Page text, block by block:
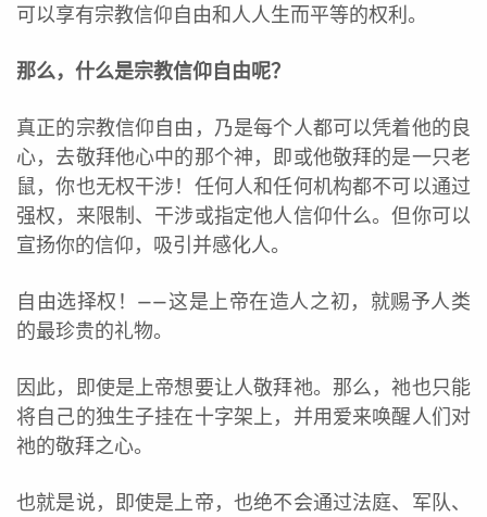
可以享有宗教信仰自由和人人生而平等的权利。
那么，什么是宗教信仰自由呢？
真正的宗教信仰自由，乃是每个人都可以凭着他的良
心，去敬拜他心中的那个神，即或他敬拜的是一只老
鼠，你也无权干涉！任何人和任何机构都不可以通过
强权，来限制、干涉或指定他人信仰什么。但你可以
宣扬你的信仰，吸引并感化人。
自由选择权！——这是上帝在造人之初，就赐予人类
的最珍贵的礼物。
因此，即使是上帝想要让人敬拜祂。那么，祂也只能
将自己的独生子挂在十字架上，并用爱来唤醒人们对
祂的敬拜之心。
也就是说，即使是上帝，也绝不会通过法庭、军队、